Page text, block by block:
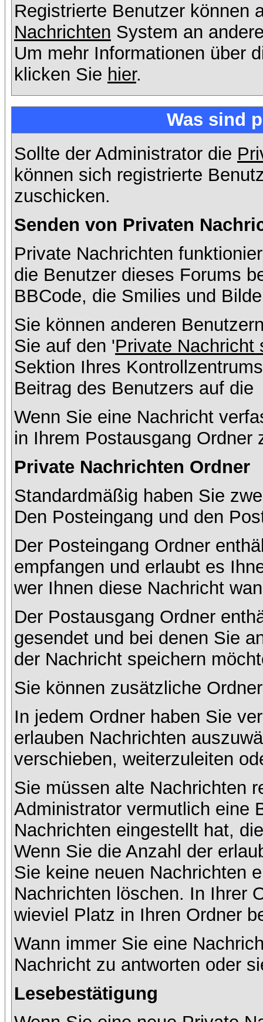
Registrierte Benutzer können
Nachrichten System an
Um mehr Informationen über
klicken Sie hier.
Was sind
Sollte der Administrator die
können sich registrierte
zuschicken.
Senden von Privaten
Private Nachrichten
die Benutzer dieses Forums
BBCode, die Smilies und
Sie können anderen
Sie auf den 'Private Nachricht
Sektion Ihres
Beitrag des Benutzers auf die
Wenn Sie eine Nachricht
in Ihrem Postausgang Ordner
Private Nachrichten Ordner
Standardmäßig haben Sie
Den Posteingang und den
Der Posteingang Ordner
empfangen und erlaubt es
wer Ihnen diese Nachricht
Der Postausgang Ordner
gesendet und bei denen Sie
der Nachricht speichern
Sie können zusätzliche
In jedem Ordner haben Sie
erlauben Nachrichten
verschieben, weiterzuleiten
Sie müssen alte Nachrichten
Administrator vermutlich eine
Nachrichten eingestellt hat,
Wenn Sie die Anzahl der
Sie keine neuen Nachrichten
Nachrichten löschen. In Ihrer
wieviel Platz in Ihren Ordner
Wann immer Sie eine
Nachricht zu antworten oder
Lesebestätigung